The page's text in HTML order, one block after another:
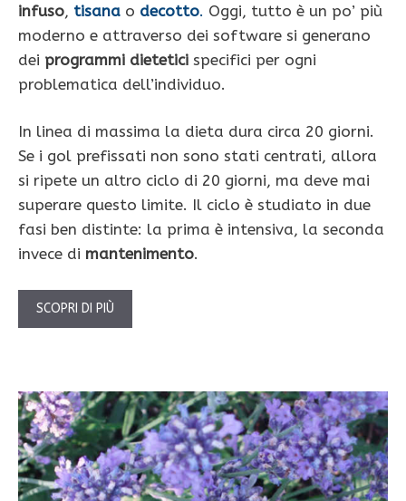
infuso, tisana o decotto. Oggi, tutto è un po’ più
moderno e attraverso dei software si generano
dei programmi dietetici specifici per ogni
problematica dell’individuo.
In linea di massima la dieta dura circa 20 giorni.
Se i gol prefissati non sono stati centrati, allora
si ripete un altro ciclo di 20 giorni, ma deve mai
superare questo limite. Il ciclo è studiato in due
fasi ben distinte: la prima è intensiva, la seconda
invece di mantenimento.
SCOPRI DI PIÙ